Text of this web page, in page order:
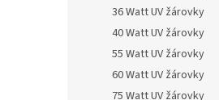
36 Watt UV žárovky
40 Watt UV žárovky
55 Watt UV žárovky
60 Watt UV žárovky
75 Watt UV žárovky